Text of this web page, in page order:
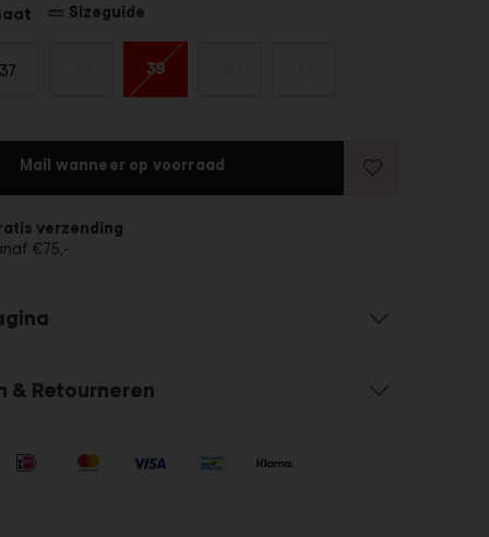
Sizeguide
37 39
Mail wanneer op voorraad
verzending
€75,-
& Retourneren